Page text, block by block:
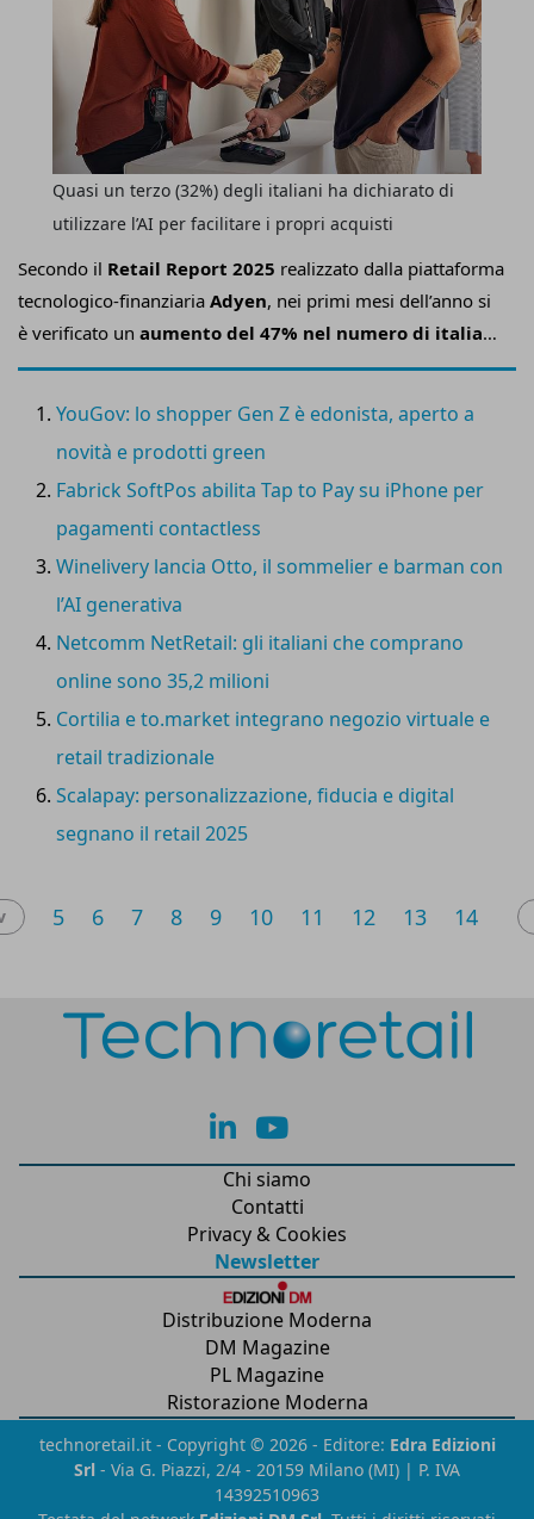
Secondo il Retail Report 2025 realizzato dalla piattaforma
tecnologico-finanziaria Adyen, nei primi mesi dell’anno si
è verificato un aumento del 47% nel numero di italiani
che utilizzano l’intelligenza artificiale per fare
Quasi un terzo (32%) degli italiani ha dichiarato di
utilizzare l’AI per facilitare i propri acquisti
YouGov: lo shopper Gen Z è edonista, aperto a
novità e prodotti green
Fabrick SoftPos abilita Tap to Pay su iPhone per
pagamenti contactless
Winelivery lancia Otto, il sommelier e barman con
l’AI generativa
Netcomm NetRetail: gli italiani che comprano
online sono 35,2 milioni
Cortilia e to.market integrano negozio virtuale e
retail tradizionale
Scalapay: personalizzazione, fiducia e digital
segnano il retail 2025
5 6 7 8 9 10 11 12 13 14
lk yt
Chi siamo
Contatti
Privacy & Cookies
Newsletter
Distribuzione Moderna
DM Magazine
PL Magazine
Ristorazione Moderna
technoretail.it - Copyright © 2026 - Editore: Edra Edizioni
Srl - Via G. Piazzi, 2/4 - 20159 Milano (MI) | P. IVA
14392510963